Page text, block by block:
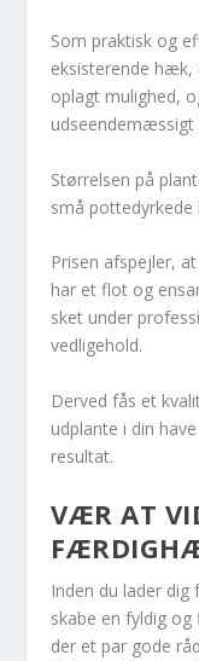
Som praktisk og
eksisterende
oplagt mulighed,
udseendemæssigt
Størrelsen på
små
Prisen afspejler,
har et flot og
sket under
vedligehold.
Derved fås et
udplante i din
resultat.
VÆR AT
Inden du lader
skabe en fyldig
der et par gode